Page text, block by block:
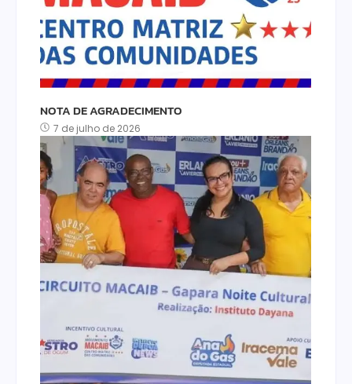
NOTA DE AGRADECIMENTO
7 de julho de 2026